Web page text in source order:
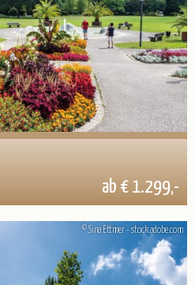
ab € 1.299,-
© Sina Ettmer - stock.adobe.com